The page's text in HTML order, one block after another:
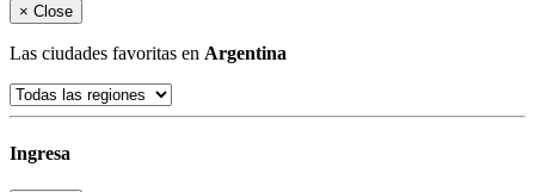
× Close
Las ciudades favoritas en Argentina
Ingresa